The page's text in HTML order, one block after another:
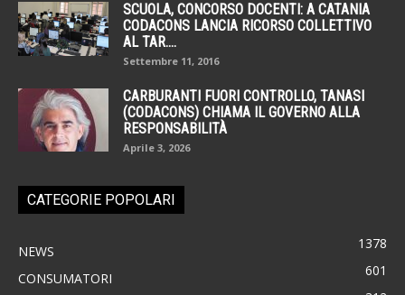
SCUOLA, CONCORSO DOCENTI: A CATANIA
CODACONS LANCIA RICORSO COLLETTIVO
AL TAR....
Settembre 11, 2016
CARBURANTI FUORI CONTROLLO, TANASI
(CODACONS) CHIAMA IL GOVERNO ALLA
RESPONSABILITÀ
Aprile 3, 2026
CATEGORIE POPOLARI
NEWS 1378
CONSUMATORI
601